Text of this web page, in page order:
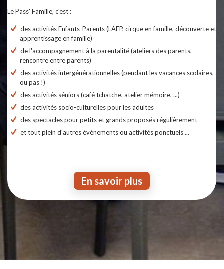
Le Pass' Famille, c'est :
des activités Enfants-Parents (LAEP, cirque en famille, découverte et
apprentissage en famille)
de l'accompagnement à la parentalité (ateliers des parents,
rencontre entre parents)
des activités intergénérationnelles (pendant les vacances scolaires,
ou pas !)
des activités séniors (café tchatche, atelier mémoire, ...)
des activités socio-culturelles pour les adultes
des spectacles pour petits et grands proposés régulièrement
et tout plein d'autres évènements ou activités ponctuels ...
En savoir plus